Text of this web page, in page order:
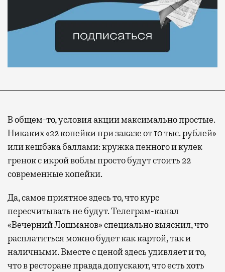
В общем-то, условия акции максимально простые.
Никаких «22 копейки при заказе от 10 тыс. рублей»
или кешбэка баллами: кружка пенного и кулек
гренок с икрой воблы просто будут стоить 22
современные копейки.
Да, самое приятное здесь то, что курс
пересчитывать не будут. Телеграм-канал
«Вечерний Лошманов» специально выяснил, что
расплатиться можно будет как картой, так и
наличными. Вместе с ценой здесь удивляет и то,
что в ресторане правда допускают, что есть хоть